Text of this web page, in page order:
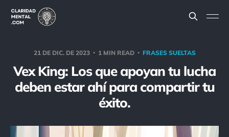
21 DE DIC. DE 2023 1 MIN READ FRASES SUELTAS
Vex King: Los que apoyan tu lucha
deben estar ahí para compartir tu
éxito.